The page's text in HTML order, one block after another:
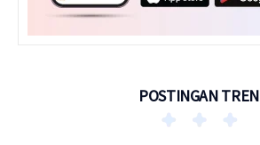
POSTINGAN TREN